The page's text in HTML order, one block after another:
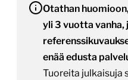
Otathan
yli 3 vuotta vanha,
enää edusta
Tuoreita julkaisuja